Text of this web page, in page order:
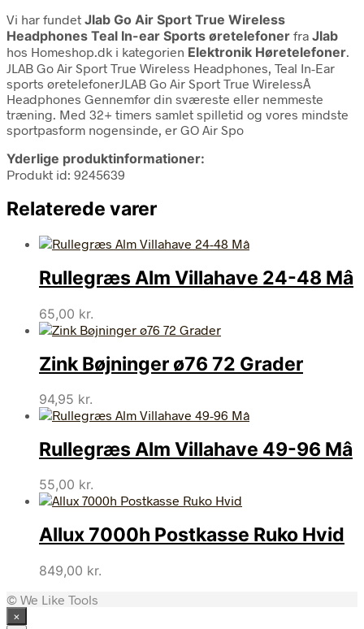
Vi har fundet Jlab Go Air Sport True Wireless
Headphones Teal In-ear Sports øretelefoner fra Jlab
hos Homeshop.dk i kategorien Elektronik Høretelefoner.
JLAB Go Air Sport True Wireless Headphones, Teal In-Ear
sports øretelefonerJLAB Go Air Sport True WirelessÂ
Headphones Gennemfør din sværeste eller nemmeste
træning. Med 32+ timers samlet spilletid og vores mindste
sportpasform nogensinde, er GO Air Spo
Yderlige produktinformationer:
Produkt id: 9245639
Relaterede varer
Rullegræs Alm Villahave 24-48 Mâ
65,00 kr.
Zink Bøjninger ø76 72 Grader
94,95 kr.
Rullegræs Alm Villahave 49-96 Mâ
55,00 kr.
Allux 7000h Postkasse Ruko Hvid
849,00 kr.
© We Like Tools
×